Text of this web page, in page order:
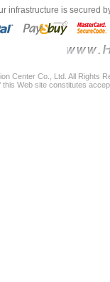
infrastructure is secured
Center Co., Ltd. All Rights
this Web site constitutes